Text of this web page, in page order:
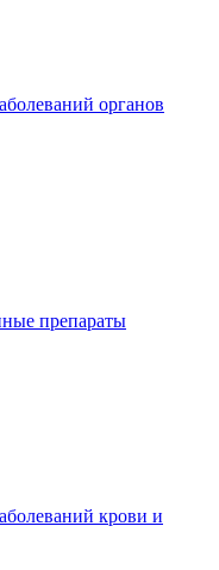
органов
препараты
крови и